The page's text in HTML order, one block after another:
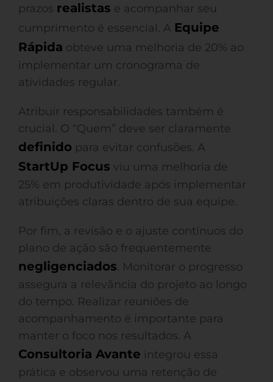
prazos realistas e acompanhar seu
cumprimento é essencial. A Equipe
Rápida obteve uma melhoria de 20% ao
implementar um cronograma de
atividades regular.
Atribuir responsabilidades também é
crucial. O “Quem” deve ser claramente
definido para evitar confusões. A
StartUp Focus viu uma melhoria de
25% em produtividade após implementar
atribuições claras dentro de sua equipe.
Por fim, a revisão e o ajuste contínuos do
plano de ação são frequentemente
negligenciados. Monitorar o progresso
assegura a relevância do projeto ao longo
do tempo. Realizar reuniões de
acompanhamento é importante para
manter o foco nos resultados. A
Consultoria Avante integrou essa
prática e observou uma retenção de